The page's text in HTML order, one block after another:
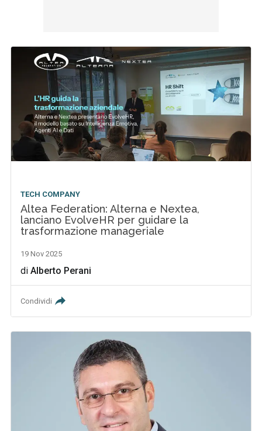
TECH COMPANY
Altea Federation: Alterna e Nextea,
lanciano EvolveHR per guidare la
trasformazione manageriale
19 Nov 2025
diAlberto Perani
Condividi